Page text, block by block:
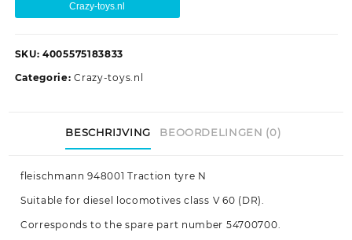
Crazy-toys.nl
SKU: 4005575183833
Categorie:Crazy-toys.nl
BESCHRIJVING BEOORDELINGEN (0)
fleischmann 948001 Traction tyre N
Suitable for diesel locomotives class V 60 (DR).
Corresponds to the spare part number 54700700.